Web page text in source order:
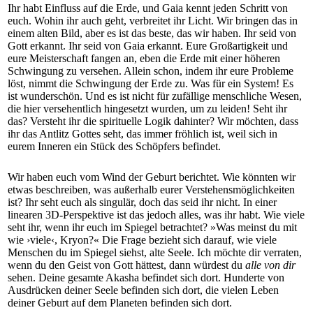
Ihr habt Einfluss auf die Erde, und Gaia kennt jeden Schritt von
euch. Wohin ihr auch geht, verbreitet ihr Licht. Wir bringen das in
einem alten Bild, aber es ist das beste, das wir haben. Ihr seid von
Gott erkannt. Ihr seid von Gaia erkannt. Eure Großartigkeit und
eure Meisterschaft fangen an, eben die Erde mit einer höheren
Schwingung zu versehen. Allein schon, indem ihr eure Probleme
löst, nimmt die Schwingung der Erde zu. Was für ein System! Es
ist wunderschön. Und es ist nicht für zufällige menschliche Wesen,
die hier versehentlich hingesetzt wurden, um zu leiden! Seht ihr
das? Versteht ihr die spirituelle Logik dahinter? Wir möchten, dass
ihr das Antlitz Gottes seht, das immer fröhlich ist, weil sich in
eurem Inneren ein Stück des Schöpfers befindet.
Wir haben euch vom Wind der Geburt berichtet. Wie könnten wir
etwas beschreiben, was außerhalb eurer Verstehensmöglichkeiten
ist? Ihr seht euch als singulär, doch das seid ihr nicht. In einer
linearen 3D-Perspektive ist das jedoch alles, was ihr habt. Wie ­viele
seht ihr, wenn ihr euch im Spiegel betrachtet? »Was meinst du mit
wie ›viele‹, ­Kryon?« Die Frage bezieht sich darauf, wie viele
Menschen du im Spiegel siehst, alte Seele. Ich möchte dir verraten,
wenn du den Geist von Gott hättest, dann würdest du alle von dir
sehen. Deine gesamte Akasha befindet sich dort. Hunderte von
Ausdrücken deiner Seele befinden sich dort, die vielen Leben
deiner Geburt auf dem Planeten befinden sich dort.